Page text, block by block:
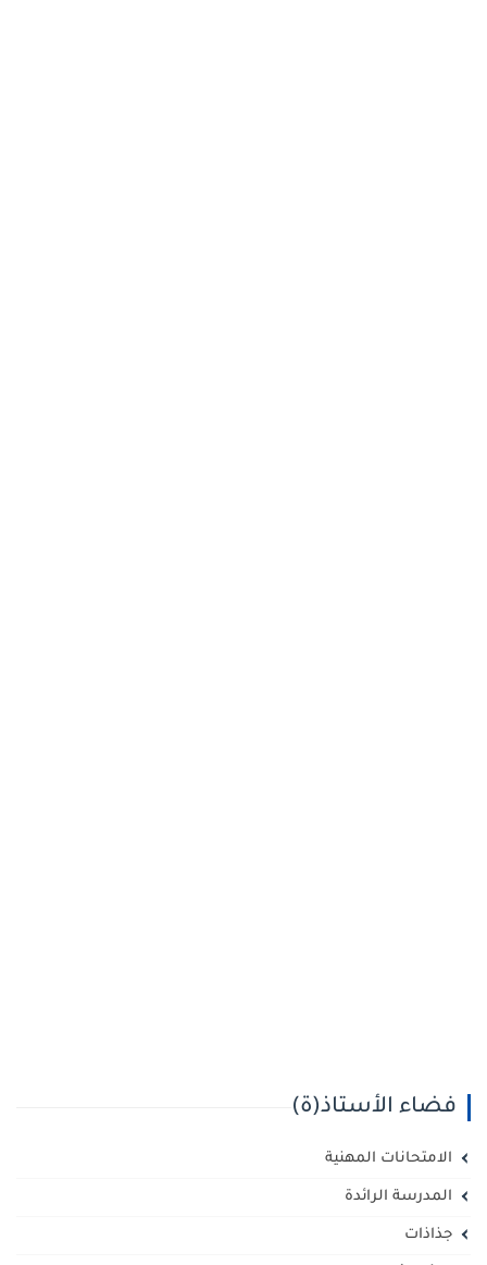
فضاء الأستاذ(ة)
الامتحانات المهنية
المدرسة الرائدة
جذاذات